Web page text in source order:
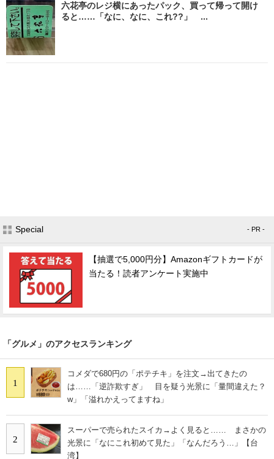
六花亭のレジ横にあったパック、買って帰って開け
ると……「なに、なに、これ??」 ...
Special - PR -
【抽選で5,000円分】Amazonギフトカードが
当たる！読者アンケート実施中
「グルメ」のアクセスランキング
1
コメダで680円の「ポテチキ」を注文→出てきたの
は……「逆詐欺すぎ」 目を疑う光景に「量間違えた？
w」「溢れかえってますね」
2
スーパーで売られたスイカ→よく見ると…… まさかの
光景に「なにこれ初めて見た」「なんだろう…」【台
湾】